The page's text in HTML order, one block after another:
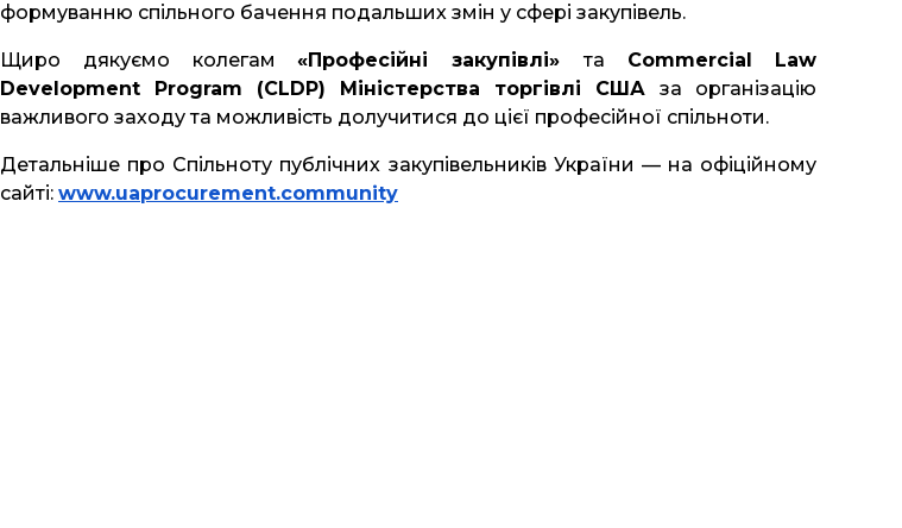
формуванню спільного бачення подальших змін у сфері закупівель.
Щиро дякуємо колегам«Професійні закупівлі»та Commercial Law
Development Program (CLDP) Міністерства торгівлі СШАза організацію
важливого заходу та можливість долучитися до цієї професійної спільноти.
Детальніше про Спільноту публічних закупівельників України — на офіційному
сайті:www.uaprocurement.community